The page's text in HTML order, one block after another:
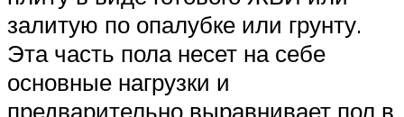
залитую по опалубке или грунту.
Эта часть пола несет на себе
основные нагрузки и
предварительно выравнивает пол в